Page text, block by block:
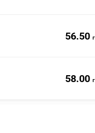
56.50
58.00